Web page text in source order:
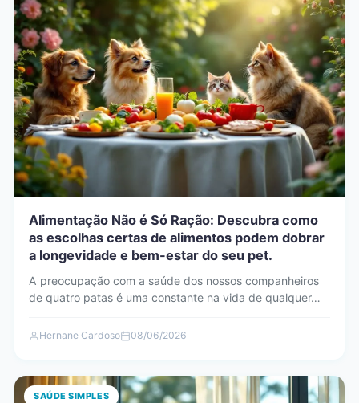
Alimentação Não é Só Ração: Descubra como
as escolhas certas de alimentos podem dobrar
a longevidade e bem-estar do seu pet.
A preocupação com a saúde dos nossos companheiros
de quatro patas é uma constante na vida de qualquer…
Hernane Cardoso 08/06/2026
SAÚDE SIMPLES